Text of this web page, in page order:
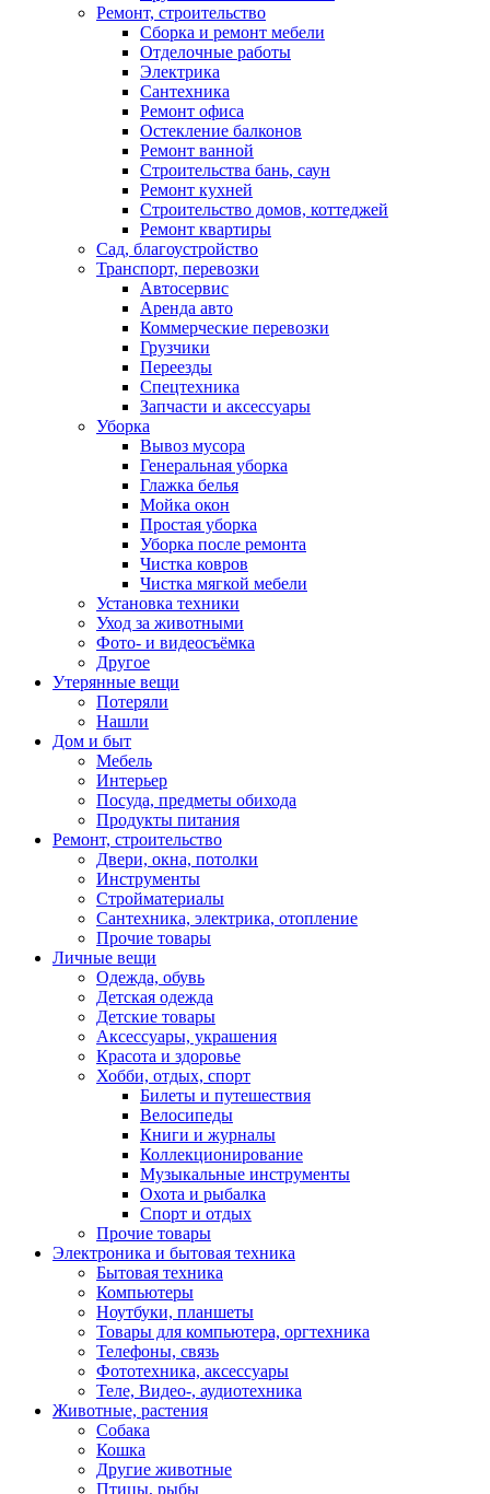
Ремонт, строительство
Сборка и ремонт мебели
Отделочные работы
Электрика
Сантехника
Ремонт офиса
Остекление балконов
Ремонт ванной
Строительства бань, саун
Ремонт кухней
Строительство домов, коттеджей
Ремонт квартиры
Сад, благоустройство
Транспорт, перевозки
Автосервис
Аренда авто
Коммерческие перевозки
Грузчики
Переезды
Спецтехника
Запчасти и аксессуары
Уборка
Вывоз мусора
Генеральная уборка
Глажка белья
Мойка окон
Простая уборка
Уборка после ремонта
Чистка ковров
Чистка мягкой мебели
Установка техники
Уход за животными
Фото- и видеосъёмка
Другое
Утерянные вещи
Потеряли
Нашли
Дом и быт
Мебель
Интерьер
Посуда, предметы обихода
Продукты питания
Ремонт, строительство
Двери, окна, потолки
Инструменты
Стройматериалы
Сантехника, электрика, отопление
Прочие товары
Личные вещи
Одежда, обувь
Детская одежда
Детские товары
Аксессуары, украшения
Красота и здоровье
Хобби, отдых, спорт
Билеты и путешествия
Велосипеды
Книги и журналы
Коллекционирование
Музыкальные инструменты
Охота и рыбалка
Спорт и отдых
Прочие товары
Электроника и бытовая техника
Бытовая техника
Компьютеры
Ноутбуки, планшеты
Товары для компьютера, оргтехника
Телефоны, связь
Фототехника, аксессуары
Теле, Видео-, аудиотехника
Животные, растения
Собака
Кошка
Другие животные
Птицы, рыбы